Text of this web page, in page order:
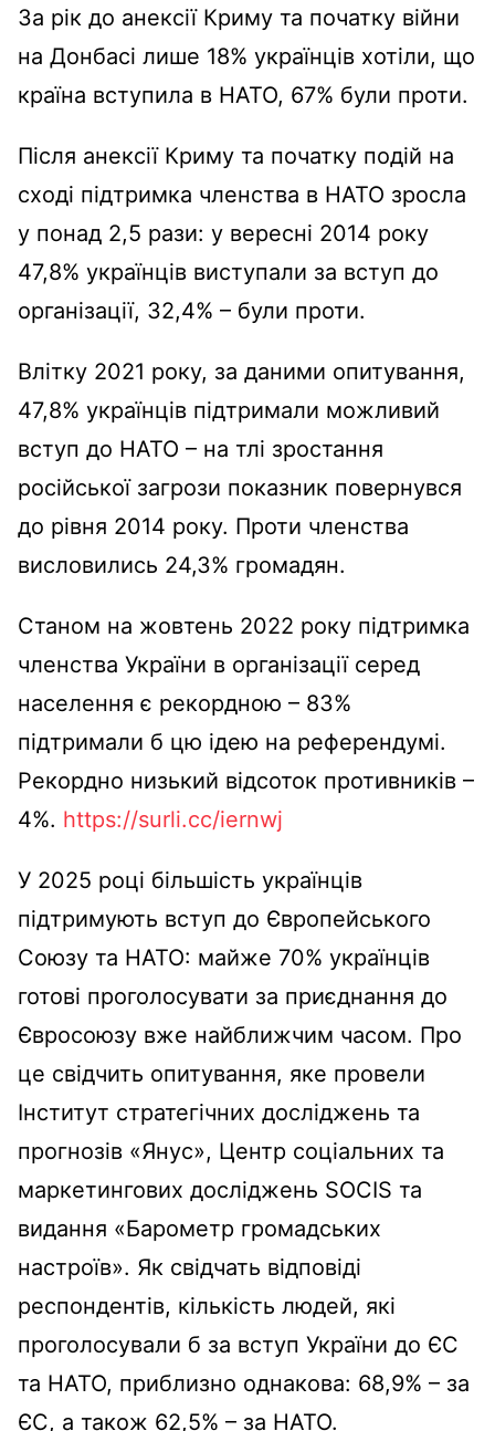
За рік до анексії Криму та початку війни
на Донбасі лише 18% українців хотіли, що
країна вступила в НАТО, 67% були проти.
Після анексії Криму та початку подій на
сході підтримка членства в НАТО зросла
у понад 2,5 рази: у вересні 2014 року
47,8% українців виступали за вступ до
організації, 32,4% – були проти.
Влітку 2021 року, за даними опитування,
47,8% українців підтримали можливий
вступ до НАТО – на тлі зростання
російської загрози показник повернувся
до рівня 2014 року. Проти членства
висловились 24,3% громадян.
Станом на жовтень 2022 року підтримка
членства України в організації серед
населення є рекордною – 83%
підтримали б цю ідею на референдумі.
Рекордно низький відсоток противників –
4%. https://surli.cc/iernwj
У 2025 році більшість українців
підтримують вступ до Європейського
Союзу та НАТО: майже 70% українців
готові проголосувати за приєднання до
Євросоюзу вже найближчим часом. Про
це свідчить опитування, яке провели
Інститут стратегічних досліджень та
прогнозів «Янус», Центр соціальних та
маркетингових досліджень SOCIS та
видання «Барометр громадських
настроїв». Як свідчать відповіді
респондентів, кількість людей, які
проголосували б за вступ України до ЄС
та НАТО, приблизно однакова: 68,9% – за
ЄС, а також 62,5% – за НАТО.